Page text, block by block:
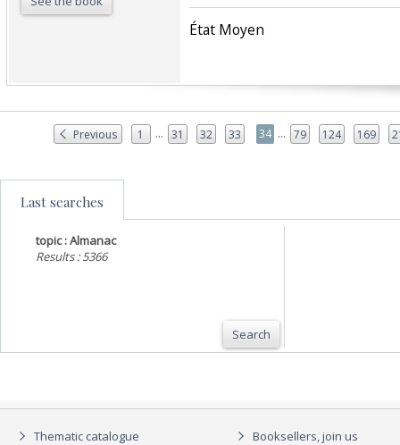
‎État Moyen ‎
Previous 1 ... 31 32 33 34 ... 79 124 169
Last searches
topic : Almanac
Results : 5366
Search
Thematic catalogue
Booksellers, join us